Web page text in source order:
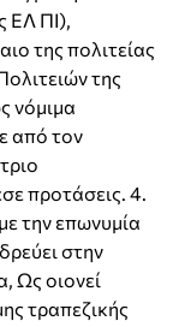
ΕΛ ΠΙ),
της πολιτείας
της
νόμιμα
από τον
προτάσεις. 4.
την επωνυμία
στην
Ως οιονεί
τραπεζικής